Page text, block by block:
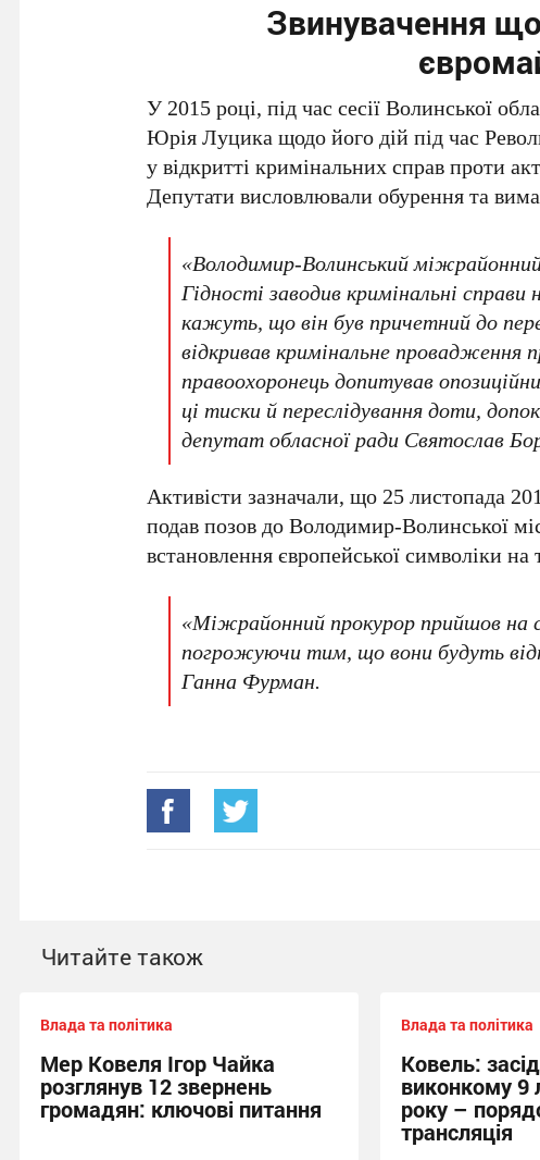
Звинувачення
У 2015 році, під час сесії Волинської
Юрія Луцика щодо його дій під час
у відкритті кримінальних справ проти
Депутати висловлювали обурення та
«Володимир-Волинський
Гідності заводив кримінальні
кажуть, що він був причетний до
відкривав кримінальне провадження
правоохоронець допитував
ці тиски й переслідування доти,
депутат обласної ради Святослав
Активісти зазначали, що 25 листопада
подав позов до Володимир-Волинської
встановлення європейської символіки на
«Міжрайонний прокурор прийшов на
погрожуючи тим, що вони будуть
Ганна Фурман.
Читайте також
Влада та політика
Мер Ковеля Ігор Чайка
розглянув 12 звернень
громадян: ключові питання
Влада та політика
Ковель:
виконкому 9
року –
трансляція